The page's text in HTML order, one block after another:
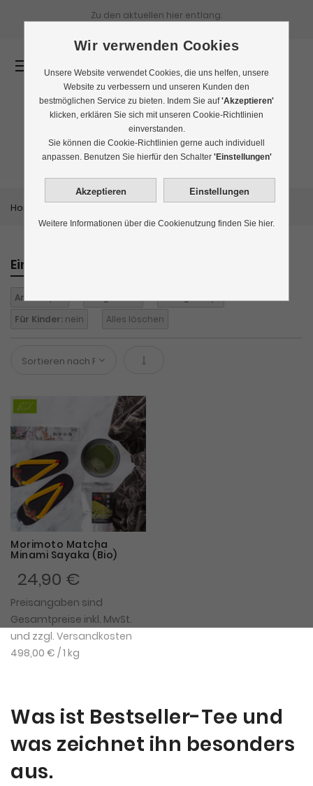
Zu den aktuellen hier entlang.
Bestseller
Home
Einkaufen nach
Aroma:
Für Kinder: nein Alles löschen
In absteigender Reihenfolge
Morimoto Matcha
Minami Sayaka (Bio)
24,90 €
Preisangaben sind
Gesamtpreise inkl. MwSt.
und zzgl. Versandkosten
498,00 € / 1 kg
Was ist Bestseller-Tee und
was zeichnet ihn besonders
aus.
Wir verwenden Cookies
Unsere Website verwendet Cookies, die uns helfen, unsere
Website zu verbessern und unseren Kunden den
bestmöglichen Service zu bieten. Indem Sie auf'Akzeptieren'
klicken, erklären Sie sich mit unseren Cookie-Richtlinien
einverstanden.
Sie können die Cookie-Richtlinien gerne auch individuell
anpassen. Benutzen Sie hierfür den Schalter 'Einstellungen'
Weitere Informationen über die Cookienutzung finden Sie hier.